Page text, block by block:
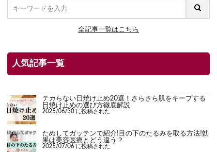
全記事一覧はこちら
人気記事一覧
テカらない日焼け止め20選！さらさら肌をキープする
日焼け止めの選び方徹底解説
2025/06/30 に投稿された
ためしてガッテンで紹介!目の下のたるみを取る方法!効
果は美容医療とどう違う？
2025/07/06 に投稿された